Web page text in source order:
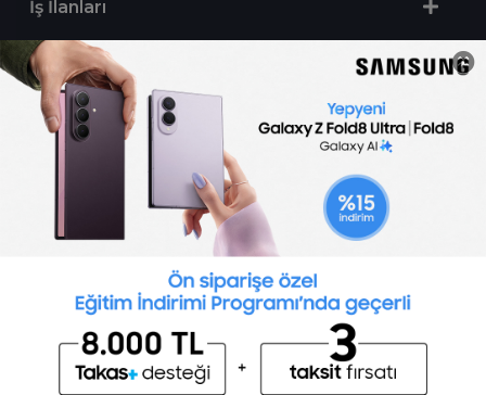
İş İlanları
Sertifika Programları
Yetenek Testleri
Toptalent Marka ve İnsan Kaynakları Danışmanlığı Limited Şirketi Özel İstihdam Bürosu
Olarak 11 / 11 / 2024 - 10 / 11 / 2027 tarihleri arasında faaliyette bulunmak üzere, Türkiye İş